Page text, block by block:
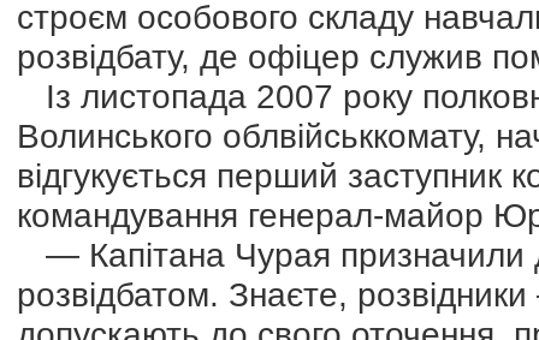
строєм особового складу
розвідбату, де офіцер служив
Із листопада 2007 року
Волинського облвійськкомату,
відгукується перший заступник
командування генерал-майор
— Капітана Чурая призначили
розвідбатом. Знаєте,